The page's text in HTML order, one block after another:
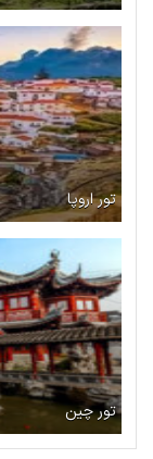
تور اروپا
تور چین